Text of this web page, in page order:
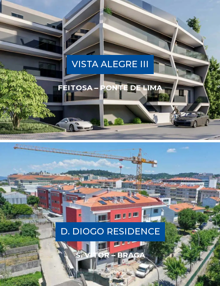
VISTA ALEGRE III
FEITOSA – PONTE DE LIMA
D. DIOGO RESIDENCE
S. VITOR – BRAGA